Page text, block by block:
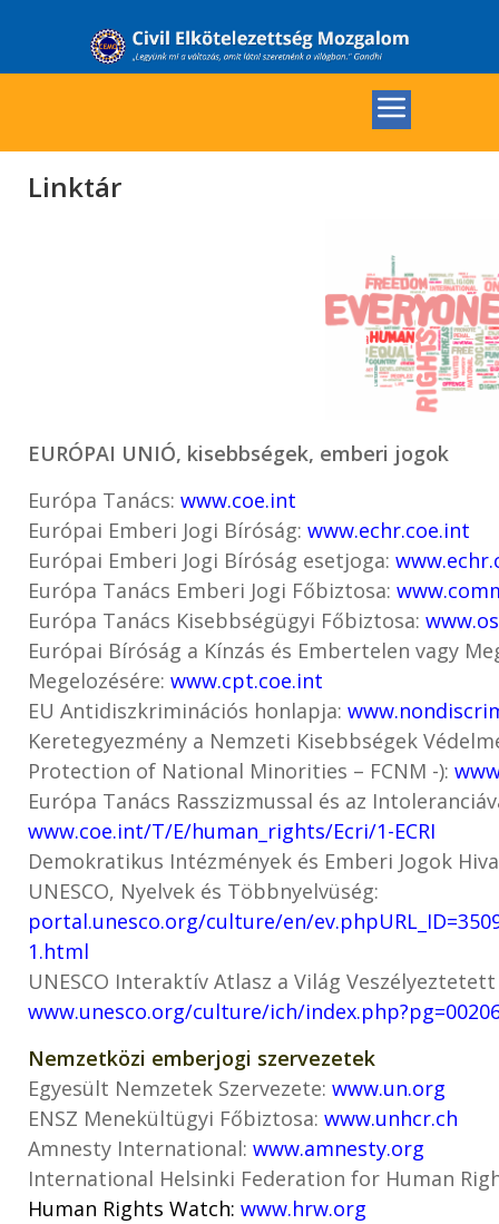
Linktár
EURÓPAI UNIÓ, kisebbségek, emberi jogok
Európa Tanács:www.coe.int
Európai Emberi Jogi Bíróság:www.echr.coe.int
Európai Emberi Jogi Bíróság esetjoga:
Európa Tanács Emberi Jogi Főbiztosa:
Európa Tanács Kisebbségügyi Főbiztosa:
Európai Bíróság a Kínzás és Embertelen vagy
Megelozésére:www.cpt.coe.int
EU Antidiszkriminációs honlapja:
Keretegyezmény a Nemzeti Kisebbségek
Protection of National Minorities – FCNM -):
Európa Tanács Rasszizmussal és az
www.coe.int/T/E/human_rights/Ecri/1-ECRI
Demokratikus Intézmények és Emberi Jogok
UNESCO, Nyelvek és Többnyelvüség:
portal.unesco.org/culture/en/
1.html
UNESCO Interaktív Atlasz a Világ
www.unesco.org/culture/ich/
Nemzetközi emberjogi szervezetek
Egyesült Nemzetek Szervezete: www.un.org
ENSZ Menekültügyi Főbiztosa:www.unhcr.ch
Amnesty International:www.amnesty.org
International Helsinki Federation for Human
Human Rights Watch: www.hrw.org